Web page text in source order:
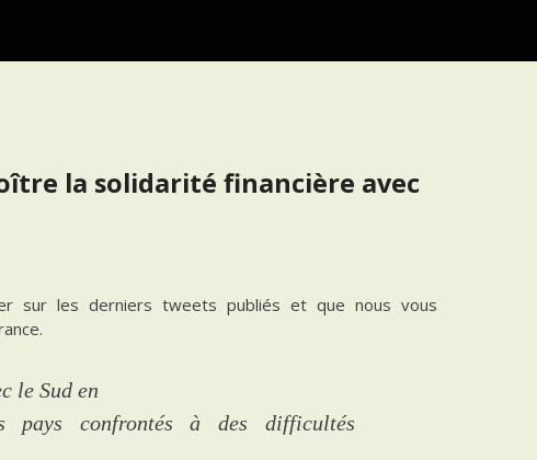
la solidarité financière avec
sur les derniers tweets publiés et que nous vous
le Sud en
pays confrontés à des difficultés